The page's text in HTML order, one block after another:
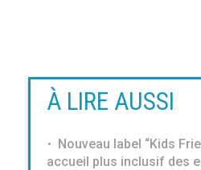
À LIRE AUSSI
Nouveau label “Kids
accueil plus inclusif des